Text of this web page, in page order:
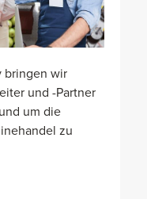
bringen wir
und -Partner
um die
zu